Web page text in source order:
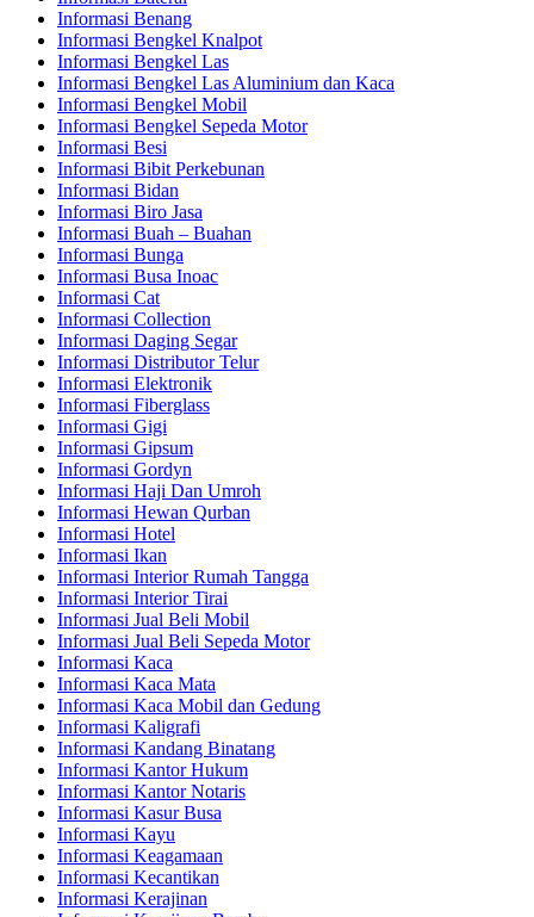
Informasi Benang
Informasi Bengkel Knalpot
Informasi Bengkel Las
Informasi Bengkel Las Aluminium dan Kaca
Informasi Bengkel Mobil
Informasi Bengkel Sepeda Motor
Informasi Besi
Informasi Bibit Perkebunan
Informasi Bidan
Informasi Biro Jasa
Informasi Buah – Buahan
Informasi Bunga
Informasi Busa Inoac
Informasi Cat
Informasi Collection
Informasi Daging Segar
Informasi Distributor Telur
Informasi Elektronik
Informasi Fiberglass
Informasi Gigi
Informasi Gipsum
Informasi Gordyn
Informasi Haji Dan Umroh
Informasi Hewan Qurban
Informasi Hotel
Informasi Ikan
Informasi Interior Rumah Tangga
Informasi Interior Tirai
Informasi Jual Beli Mobil
Informasi Jual Beli Sepeda Motor
Informasi Kaca
Informasi Kaca Mata
Informasi Kaca Mobil dan Gedung
Informasi Kaligrafi
Informasi Kandang Binatang
Informasi Kantor Hukum
Informasi Kantor Notaris
Informasi Kasur Busa
Informasi Kayu
Informasi Keagamaan
Informasi Kecantikan
Informasi Kerajinan